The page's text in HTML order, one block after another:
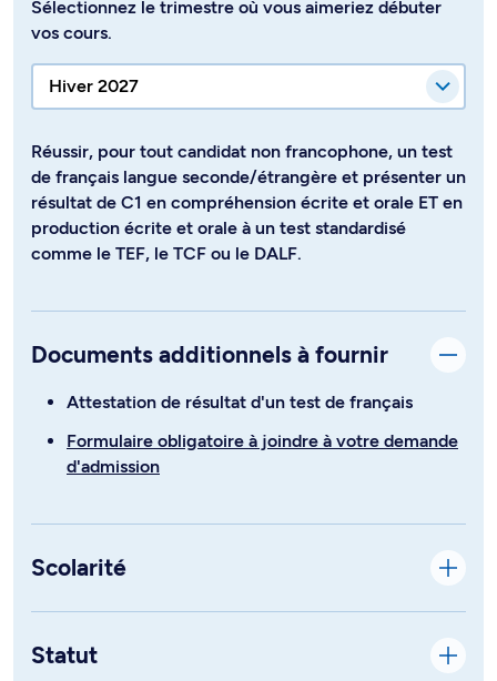
Sélectionnez le trimestre où vous aimeriez débuter
vos cours.
Réussir, pour tout candidat non francophone, un test
de français langue seconde/étrangère et présenter un
résultat de C1 en compréhension écrite et orale ET en
production écrite et orale à un test standardisé
comme le TEF, le TCF ou le DALF.
Documents additionnels à fournir
Attestation de résultat d'un test de français
Formulaire obligatoire à joindre à votre demande
d'admission
Scolarité
Statut